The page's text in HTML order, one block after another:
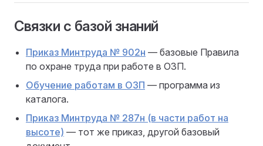
Связки с базой знаний
Приказ Минтруда № 902н — базовые Правила
по охране труда при работе в ОЗП.
Обучение работам в ОЗП — программа из
каталога.
Приказ Минтруда № 287н (в части работ на
высоте) — тот же приказ, другой базовый